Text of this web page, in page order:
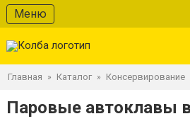
Меню
Главная » Каталог » Консервирование
Паровые автоклавы